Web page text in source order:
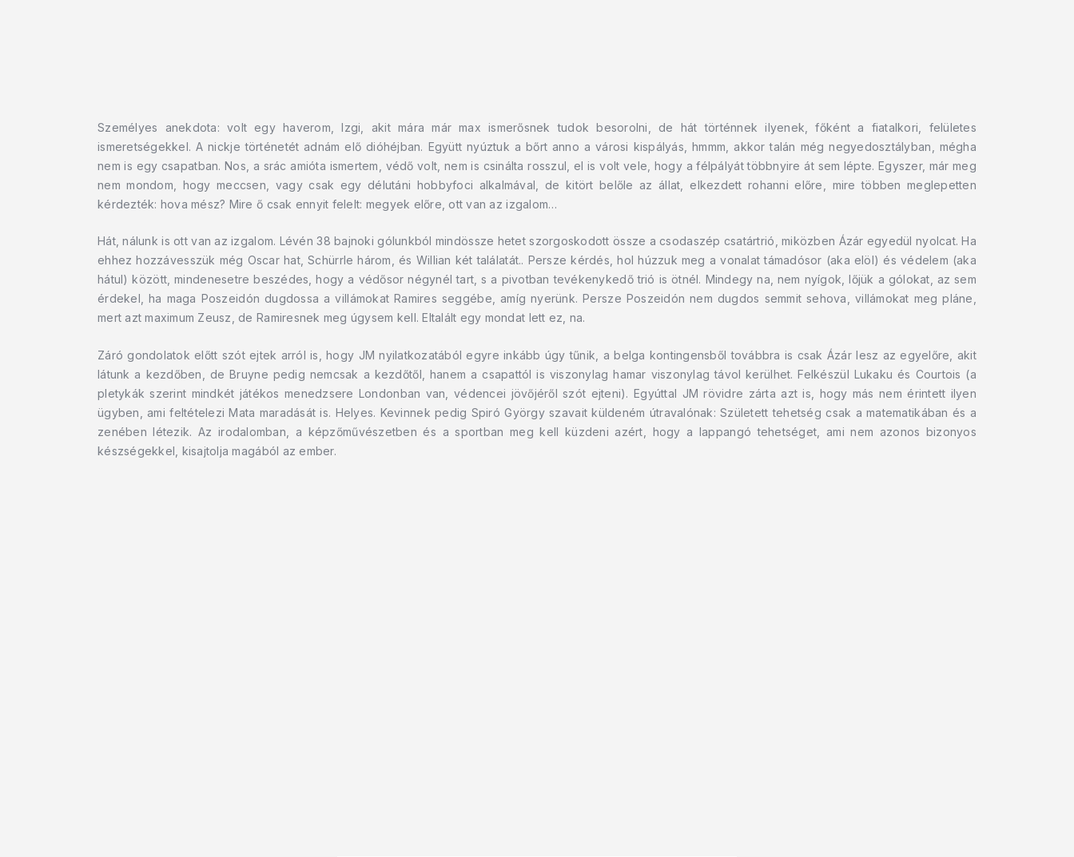
Személyes anekdota: volt egy haverom, Izgi, akit mára már max ismerősnek tudok besorolni, de hát történnek ilyenek, főként a fiatalkori, felületes
ismeretségekkel. A nickje történetét adnám elő dióhéjban. Együtt nyúztuk a bőrt anno a városi kispályás, hmmm, akkor talán még negyedosztályban, mégha
nem is egy csapatban. Nos, a srác amióta ismertem, védő volt, nem is csinálta rosszul, el is volt vele, hogy a félpályát többnyire át sem lépte. Egyszer, már meg
nem mondom, hogy meccsen, vagy csak egy délutáni hobbyfoci alkalmával, de kitört belőle az állat, elkezdett rohanni előre, mire többen meglepetten
kérdezték: hova mész? Mire ő csak ennyit felelt: megyek előre, ott van az izgalom…
Hát, nálunk is ott van az izgalom. Lévén 38 bajnoki gólunkból mindössze hetet szorgoskodott össze a csodaszép csatártrió, miközben Ázár egyedül nyolcat. Ha
ehhez hozzávesszük még Oscar hat, Schürrle három, és Willian két találatát.. Persze kérdés, hol húzzuk meg a vonalat támadósor (aka elöl) és védelem (aka
hátul) között, mindenesetre beszédes, hogy a védősor négynél tart, s a pivotban tevékenykedő trió is ötnél. Mindegy na, nem nyígok, lőjük a gólokat, az sem
érdekel, ha maga Poszeidón dugdossa a villámokat Ramires seggébe, amíg nyerünk. Persze Poszeidón nem dugdos semmit sehova, villámokat meg pláne,
mert azt maximum Zeusz, de Ramiresnek meg úgysem kell. Eltalált egy mondat lett ez, na.
Záró gondolatok előtt szót ejtek arról is, hogy JM nyilatkozatából egyre inkább úgy tűnik, a belga kontingensből továbbra is csak Ázár lesz az egyelőre, akit
látunk a kezdőben, de Bruyne pedig nemcsak a kezdőtől, hanem a csapattól is viszonylag hamar viszonylag távol kerülhet. Felkészül Lukaku és Courtois (a
pletykák szerint mindkét játékos menedzsere Londonban van, védencei jövőjéről szót ejteni). Egyúttal JM rövidre zárta azt is, hogy más nem érintett ilyen
ügyben, ami feltételezi Mata maradását is. Helyes. Kevinnek pedig Spiró György szavait küldeném útravalónak: Született tehetség csak a matematikában és a
zenében létezik. Az irodalomban, a képzőművészetben és a sportban meg kell küzdeni azért, hogy a lappangó tehetséget, ami nem azonos bizonyos
készségekkel, kisajtolja magából az ember.